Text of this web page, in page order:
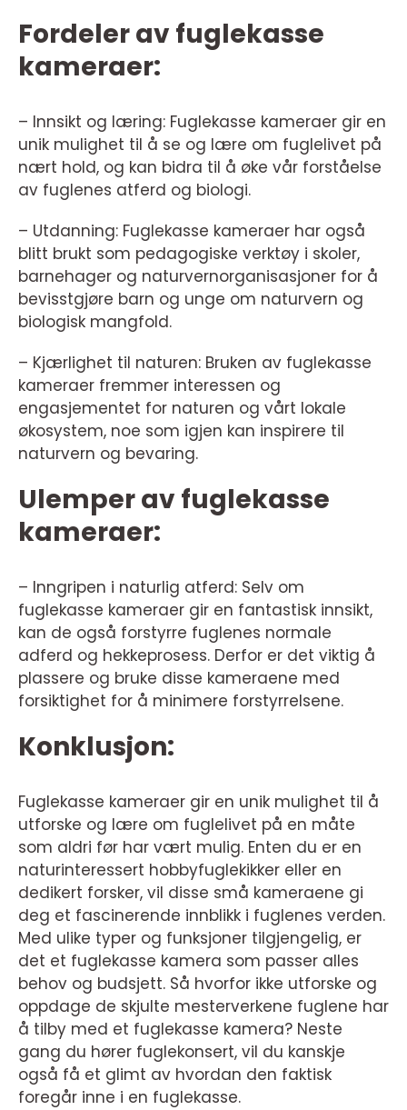
Fordeler av fuglekasse
kameraer:
– Innsikt og læring: Fuglekasse kameraer gir en
unik mulighet til å se og lære om fuglelivet på
nært hold, og kan bidra til å øke vår forståelse
av fuglenes atferd og biologi.
– Utdanning: Fuglekasse kameraer har også
blitt brukt som pedagogiske verktøy i skoler,
barnehager og naturvernorganisasjoner for å
bevisstgjøre barn og unge om naturvern og
biologisk mangfold.
– Kjærlighet til naturen: Bruken av fuglekasse
kameraer fremmer interessen og
engasjementet for naturen og vårt lokale
økosystem, noe som igjen kan inspirere til
naturvern og bevaring.
Ulemper av fuglekasse
kameraer:
– Inngripen i naturlig atferd: Selv om
fuglekasse kameraer gir en fantastisk innsikt,
kan de også forstyrre fuglenes normale
adferd og hekkeprosess. Derfor er det viktig å
plassere og bruke disse kameraene med
forsiktighet for å minimere forstyrrelsene.
Konklusjon:
Fuglekasse kameraer gir en unik mulighet til å
utforske og lære om fuglelivet på en måte
som aldri før har vært mulig. Enten du er en
naturinteressert hobbyfuglekikker eller en
dedikert forsker, vil disse små kameraene gi
deg et fascinerende innblikk i fuglenes verden.
Med ulike typer og funksjoner tilgjengelig, er
det et fuglekasse kamera som passer alles
behov og budsjett. Så hvorfor ikke utforske og
oppdage de skjulte mesterverkene fuglene har
å tilby med et fuglekasse kamera? Neste
gang du hører fuglekonsert, vil du kanskje
også få et glimt av hvordan den faktisk
foregår inne i en fuglekasse.